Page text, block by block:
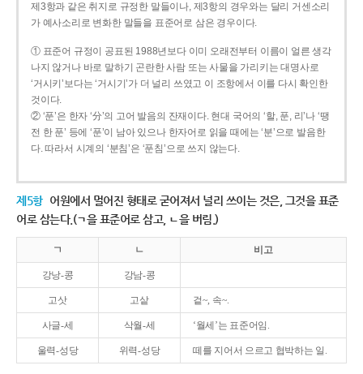
제3항과 같은 취지로 규정한 말들이나, 제3항의 경우와는 달리 거센소리
가 예사소리로 변화한 말들을 표준어로 삼은 경우이다.
① 표준어 규정이 공표된 1988년보다 이미 오래전부터 이름이 얼른 생각
나지 않거나 바로 말하기 곤란한 사람 또는 사물을 가리키는 대명사로
‘거시키’보다는 ‘거시기’가 더 널리 쓰였고 이 조항에서 이를 다시 확인한
것이다.
② ‘푼’은 한자 ‘分’의 고어 발음의 잔재이다. 현대 국어의 ‘할, 푼, 리’나 ‘땡
전 한 푼’ 등에 ‘푼’이 남아 있으나 한자어로 읽을 때에는 ‘분’으로 발음한
다. 따라서 시계의 ‘분침’은 ‘푼침’으로 쓰지 않는다.
제5항 어원에서 멀어진 형태로 굳어져서 널리 쓰이는 것은, 그것을 표준
어로 삼는다.(ㄱ을 표준어로 삼고, ㄴ을 버림.)
ㄱ ㄴ 비고
강낭-콩 강남-콩
고삿 고샅 겉~, 속~.
사글-세 삭월-세 ‘월세’는 표준어임.
울력-성당 위력-성당 떼를 지어서 으르고 협박하는 일.